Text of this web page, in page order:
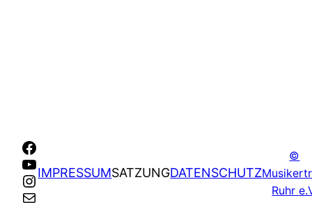
Facebook
YouTube
Instagram
E-Mail
IMPRESSUMSATZUNGDATENSCHUTZ
©
Ruhr